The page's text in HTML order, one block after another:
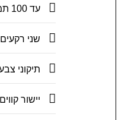
עד 100 תמונות ערוכות
שני
תיקוני
יישור